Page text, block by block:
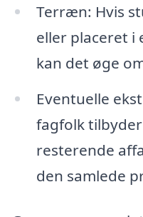
Terræn: Hvis
eller placeret i
kan det øge
Eventuelle
fagfolk
resterende
den samlede